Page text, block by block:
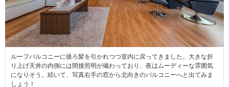
ルーフバルコニーに後ろ髪を引かれつつ室内に戻ってきました。大きな折
り上げ天井の内側には間接照明が備わっており、夜はムーディーな雰囲気
になりそう。続いて、写真右手の窓から北向きのバルコニーへと出てみま
しょう！